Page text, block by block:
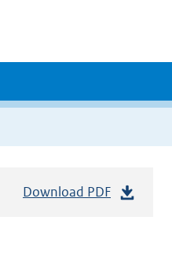
Download PDF